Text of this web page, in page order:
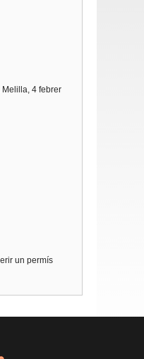
Melilla, 4 febrer
un permís